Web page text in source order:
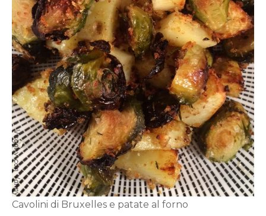
Cavolini di Bruxelles e patate al forno